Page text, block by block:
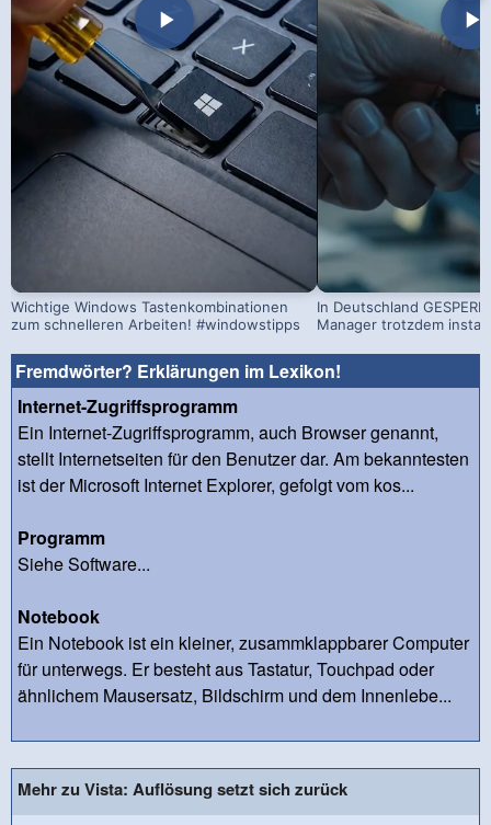
Wichtige Windows Tastenkombinationen
zum schnelleren Arbeiten! #windowstipps
In Deutschland
Manager trotzdem
Fremdwörter? Erklärungen im Lexikon!
Internet-Zugriffsprogramm
Ein Internet-Zugriffsprogramm, auch Browser genannt,
stellt Internetseiten für den Benutzer dar. Am bekanntesten
ist der Microsoft Internet Explorer, gefolgt vom kos...
Programm
Siehe Software...
Notebook
Ein Notebook ist ein kleiner, zusammklappbarer Computer
für unterwegs. Er besteht aus Tastatur, Touchpad oder
ähnlichem Mausersatz, Bildschirm und dem Innenlebe...
Mehr zu Vista: Auflösung setzt sich zurück